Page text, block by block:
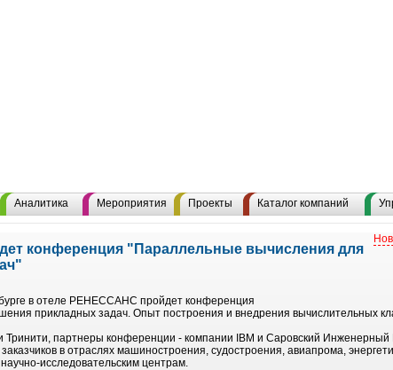
Аналитика Мероприятия Проекты Каталог компаний
конференция "Параллельные вычисления для
в отеле РЕНЕССАНС пройдет конференция
прикладных задач. Опыт построения и внедрения вычислительных
Тринити, партнеры конференции - компании IBM и Саровский
в отраслях машиностроения, судостроения, авиапрома,
исследовательским центрам.